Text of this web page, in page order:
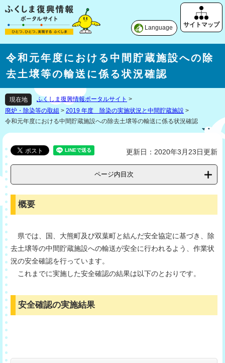
Language
令和元年度における中間貯蔵施設への除
去土壌等の輸送に係る状況確認
現在地 ふくしま復興情報ポータルサイト >
廃炉・除染等の取組 > 2019 年度 除染の実施状況と中間貯蔵施設 >
令和元年度における中間貯蔵施設への除去土壌等の輸送に係る状況確認
更新日：2020年3月23日更新
ページ内目次
概要
県では、国、大熊町及び双葉町と結んだ安全協定に基づき、除
去土壌等の中間貯蔵施設への輸送が安全に行われるよう、作業状
況の安全確認を行っています。
これまでに実施した安全確認の結果は以下のとおりです。
安全確認の実施結果